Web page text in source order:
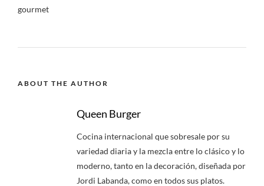
gourmet
ABOUT THE AUTHOR
Queen Burger
Cocina internacional que sobresale por su
variedad diaria y la mezcla entre lo clásico y lo
moderno, tanto en la decoración, diseñada por
Jordi Labanda, como en todos sus platos.